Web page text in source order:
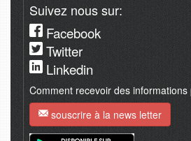
Suivez nous sur:
Facebook
Twitter
Linkedin
Comment recevoir des informations
souscrire à la news letter